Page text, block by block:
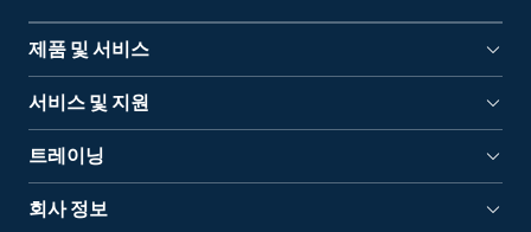
제품 및 서비스
서비스 및 지원
트레이닝
회사 정보